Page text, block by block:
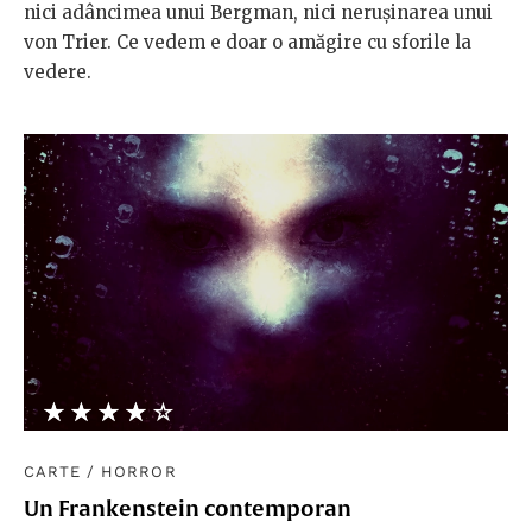
nici adâncimea unui Bergman, nici nerușinarea unui
von Trier. Ce vedem e doar o amăgire cu sforile la
vedere.
★★★★★
☆☆☆☆☆
CARTE / HORROR
Un Frankenstein contemporan